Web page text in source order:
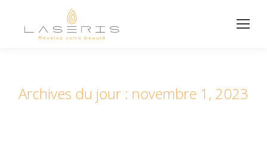
Archives du jour : novembre 1, 2023